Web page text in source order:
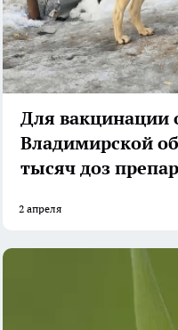
Для вакцинации
Владимирской
тысяч доз
2 апреля